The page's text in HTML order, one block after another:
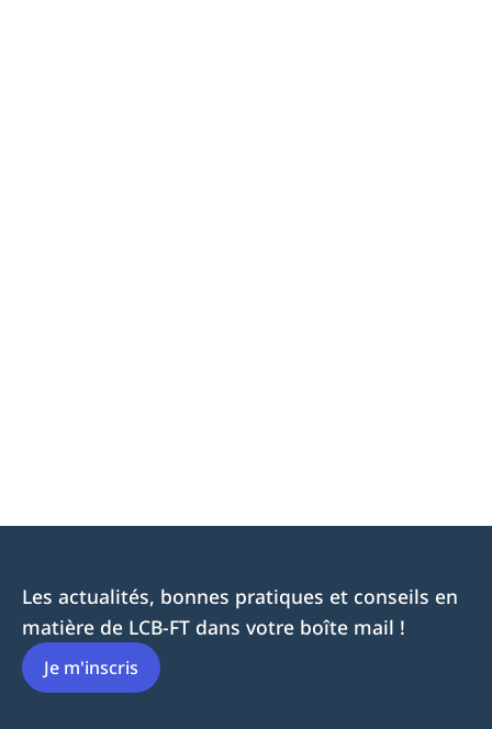
Les actualités, bonnes pratiques et conseils en
matière de LCB-FT dans votre boîte mail !
Je m'inscris